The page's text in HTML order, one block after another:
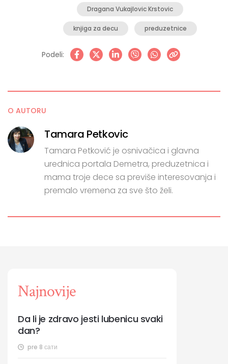
Dragana Vukajlovic Krstovic
knjiga za decu preduzetnice
Podeli:
O AUTORU
Tamara Petkovic
Tamara Petković je osnivačica i glavna
urednica portala Demetra, preduzetnica i
mama troje dece sa previše interesovanja i
premalo vremena za sve što želi.
Najnovije
pre 8 сати
Da li je zdravo jesti lubenicu svaki
dan?